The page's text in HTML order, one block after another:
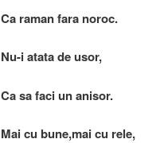
Ca raman fara noroc.
Nu-i atata de usor,
Ca sa faci un anisor.
Mai cu bune,mai cu rele,